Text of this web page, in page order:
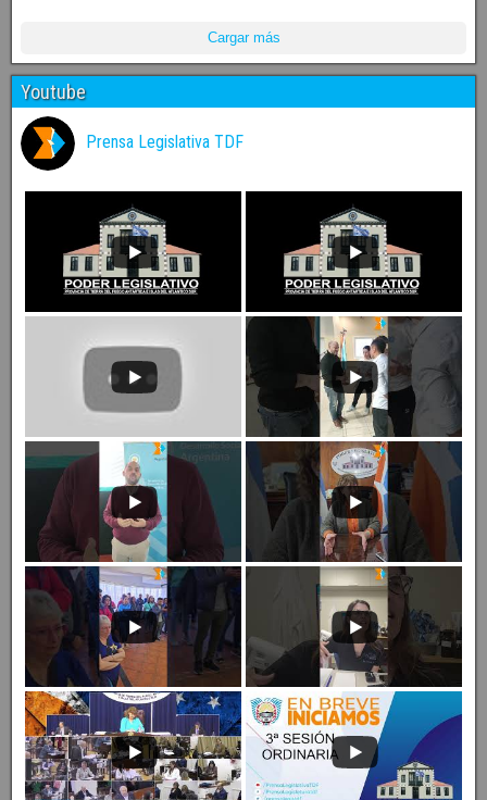
Cargar más
Youtube
Prensa Legislativa TDF